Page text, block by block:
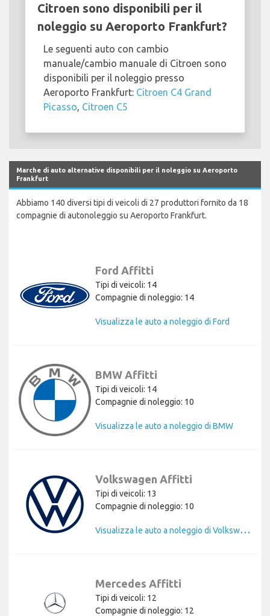
Citroen sono disponibili per il
noleggio su Aeroporto Frankfurt?
Le seguenti auto con cambio
manuale/cambio manuale di Citroen sono
disponibili per il noleggio presso
Aeroporto Frankfurt: Citroen C4 Grand
Picasso Citroen C5
Marche di auto alternative disponibili per il noleggio su Aeroporto
Frankfurt
Abbiamo 140 diversi tipi di veicoli di 27 produttori fornito da 18
compagnie di autonoleggio su Aeroporto Frankfurt.
Ford Affitti
Tipi di veicoli: 14
Compagnie di noleggio: 14
Visualizza le auto a noleggio di Ford
BMW Affitti
Tipi di veicoli: 14
Compagnie di noleggio: 10
Visualizza le auto a noleggio di BMW
Volkswagen Affitti
Tipi di veicoli: 13
Compagnie di noleggio: 10
V
isualizza le auto a noleggio di Volkswagen
Mercedes Affitti
Tipi di veicoli: 12
Compagnie di noleggio: 12